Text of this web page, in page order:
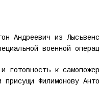
Андреевич из
военной
готовность к
присущи Филимонову